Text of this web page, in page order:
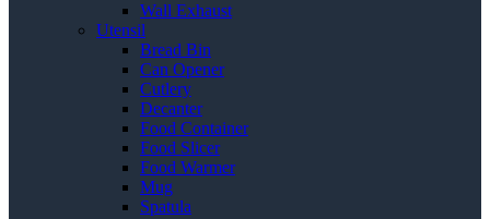
Wall Exhaust
Utensil
Bread Bin
Can Opener
Cutlery
Decanter
Food Container
Food Slicer
Food Warmer
Mug
Spatula